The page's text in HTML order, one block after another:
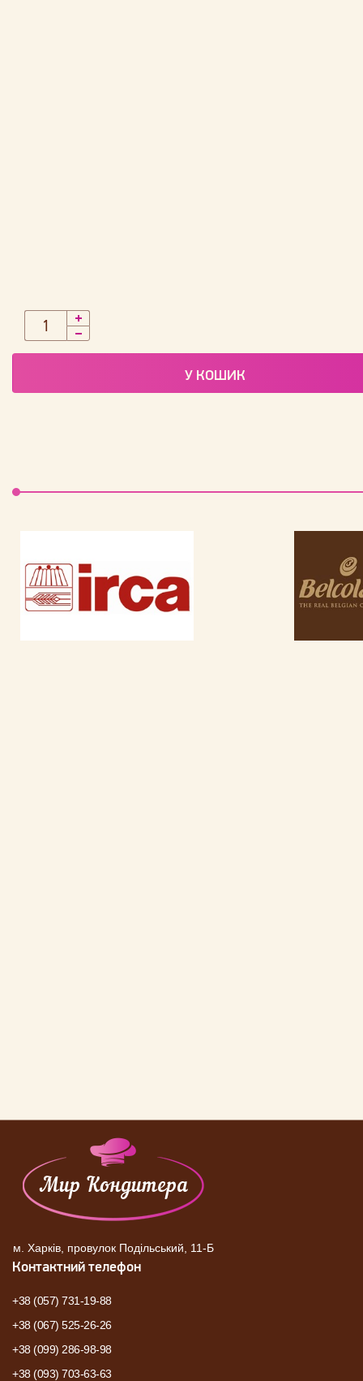
У КОШИК
м. Харків, провулок Подільський, 11-Б
Контактний телефон
+38 (057) 731-19-88
+38 (067) 525-26-26
+38 (099) 286-98-98
+38 (093) 703-63-63